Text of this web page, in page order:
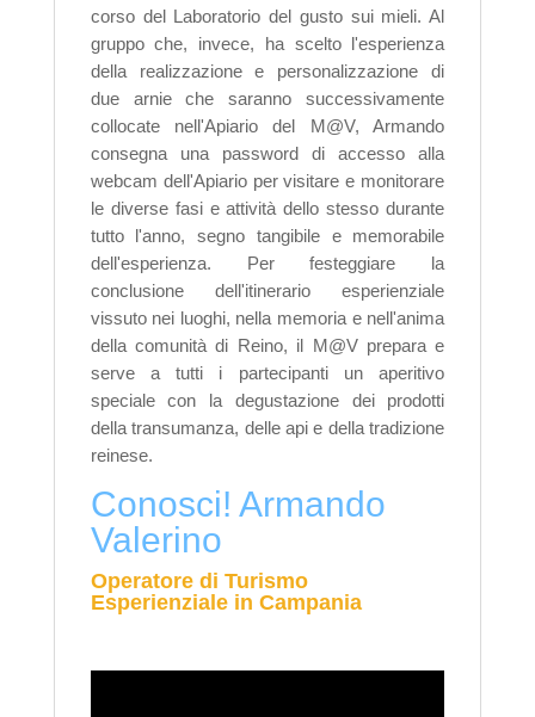
corso del Laboratorio del gusto sui mieli. Al
gruppo che, invece, ha scelto l'esperienza
della realizzazione e personalizzazione di
due arnie che saranno successivamente
collocate nell'Apiario del M@V, Armando
consegna una password di accesso alla
webcam dell'Apiario per visitare e monitorare
le diverse fasi e attività dello stesso durante
tutto l'anno, segno tangibile e memorabile
dell'esperienza. Per festeggiare la
conclusione dell'itinerario esperienziale
vissuto nei luoghi, nella memoria e nell'anima
della comunità di Reino, il M@V prepara e
serve a tutti i partecipanti un aperitivo
speciale con la degustazione dei prodotti
della transumanza, delle api e della tradizione
reinese.
Conosci! Armando
Valerino
Operatore di Turismo
Esperienziale in Campania